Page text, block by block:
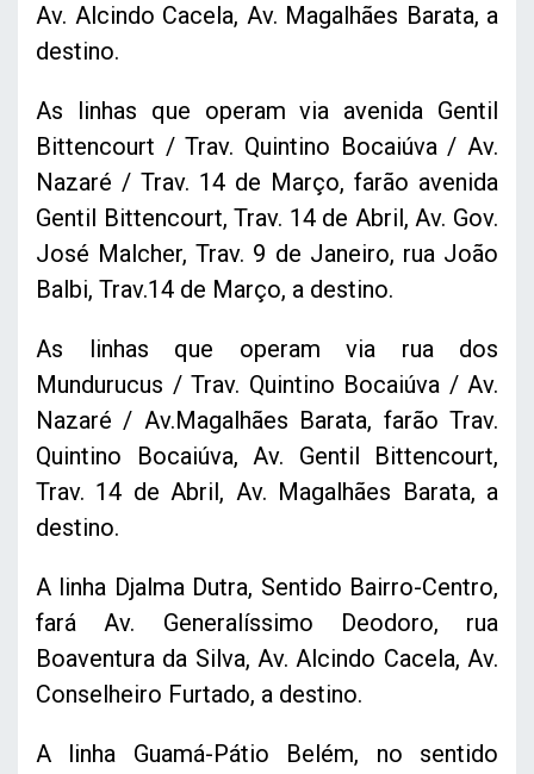
Av. Alcindo Cacela, Av. Magalhães Barata, a
destino.
As linhas que operam via avenida Gentil
Bittencourt / Trav. Quintino Bocaiúva / Av.
Nazaré / Trav. 14 de Março, farão avenida
Gentil Bittencourt, Trav. 14 de Abril, Av. Gov.
José Malcher, Trav. 9 de Janeiro, rua João
Balbi, Trav.14 de Março, a destino.
As linhas que operam via rua dos
Mundurucus / Trav. Quintino Bocaiúva / Av.
Nazaré / Av.Magalhães Barata, farão Trav.
Quintino Bocaiúva, Av. Gentil Bittencourt,
Trav. 14 de Abril, Av. Magalhães Barata, a
destino.
A linha Djalma Dutra, Sentido Bairro-Centro,
fará Av. Generalíssimo Deodoro, rua
Boaventura da Silva, Av. Alcindo Cacela, Av.
Conselheiro Furtado, a destino.
A linha Guamá-Pátio Belém, no sentido